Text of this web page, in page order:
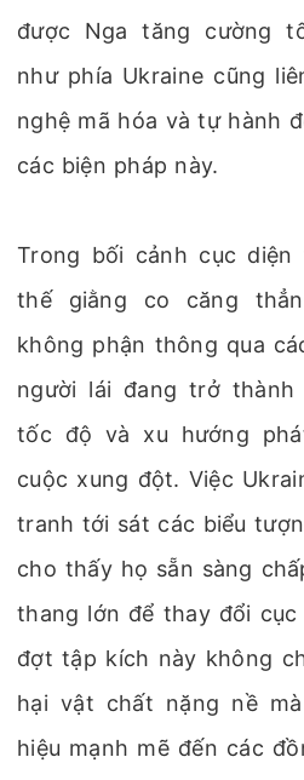
được Nga tăng cường
như phía Ukraine cũng
nghệ mã hóa và tự hành
các biện pháp này.
Trong bối cảnh cục
thế giằng co căng
không phận thông qua
người lái đang trở
tốc độ và xu hướng
cuộc xung đột. Việc
tranh tới sát các biểu
cho thấy họ sẵn sàng
thang lớn để thay đổi
đợt tập kích này không
hại vật chất nặng nề
hiệu mạnh mẽ đến các